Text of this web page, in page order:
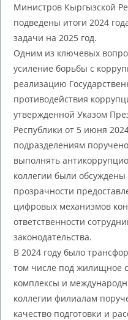
Министров Кыргызской
подведены итоги 2024
задачи на 2025 год.
Одним из ключевых
усиление борьбы с
реализацию
противодействия
утвержденной Указом
Республики от 5 июня
подразделениям
выполнять
коллегии были
прозрачности
цифровых механизмов
ответственности
законодательства.
В 2024 году было
том числе под жилищное
комплексы и
коллегии филиалам
качество подготовки и